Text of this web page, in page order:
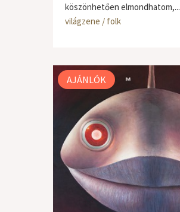
köszönhetően elmondhatom,...
világzene / folk
AJÁNLÓK